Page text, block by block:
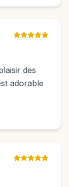
des
adorable